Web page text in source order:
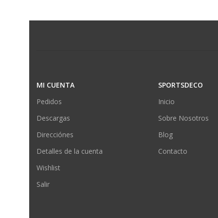
MI CUENTA
Pedidos
Descargas
Direcciónes
Detalles de la cuenta
Wishlist
Salir
SPORTSDECO
Inicio
Sobre Nosotros
Blog
Contacto